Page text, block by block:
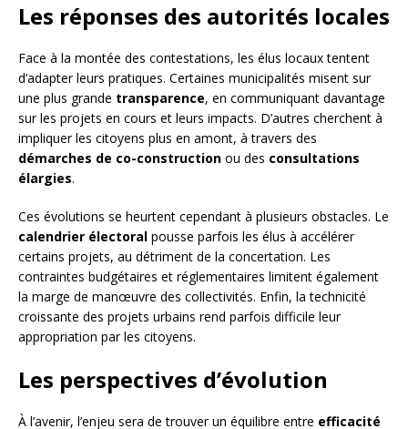
Les réponses des autorités locales
Face à la montée des contestations, les élus locaux tentent
d’adapter leurs pratiques. Certaines municipalités misent sur
une plus grande transparence, en communiquant davantage
sur les projets en cours et leurs impacts. D’autres cherchent à
impliquer les citoyens plus en amont, à travers des
démarches de co-construction ou des consultations
élargies.
Ces évolutions se heurtent cependant à plusieurs obstacles. Le
calendrier électoral pousse parfois les élus à accélérer
certains projets, au détriment de la concertation. Les
contraintes budgétaires et réglementaires limitent également
la marge de manœuvre des collectivités. Enfin, la technicité
croissante des projets urbains rend parfois difficile leur
appropriation par les citoyens.
Les perspectives d’évolution
À l’avenir, l’enjeu sera de trouver un équilibre entre efficacité